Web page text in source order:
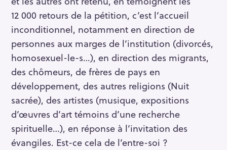
12 000 retours de la pétition, c’est l’accueil
inconditionnel, notamment en direction de
personnes aux marges de l’institution (divorcés,
homosexuel-le-s…), en direction des migrants,
des chômeurs, de frères de pays en
développement, des autres religions (Nuit
sacrée), des artistes (musique, expositions
d’œuvres d’art témoins d’une recherche
spirituelle…), en réponse à l’invitation des
évangiles. Est-ce cela de l’entre-soi ?